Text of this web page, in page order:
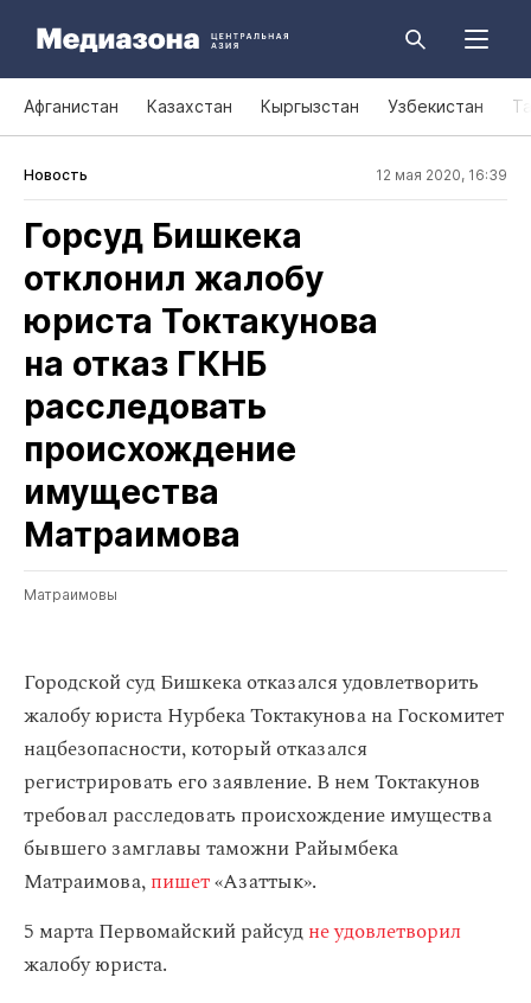
Афганистан Казахстан Кыргызстан Узбекистан
Новость 12 мая 2020, 16:39
Горсуд Бишкека
отклонил жалобу
юриста Токтакунова
на отказ ГКНБ
расследовать
происхождение
имущества
Матраимова
Матраимовы
Городской суд Бишкека отказался удовлетворить
жалобу юриста Нурбека Токтакунова на Госкомитет
нацбезопасности, который отказался
регистрировать его заявление. В нем Токтакунов
требовал расследовать происхождение имущества
бывшего замглавы таможни Райымбека
Матраимова,пишет«Азаттык».
5 марта Первомайский райсудне удовлетворил
жалобу юриста.